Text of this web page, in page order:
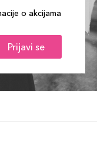
o akcijama
Prijavi se